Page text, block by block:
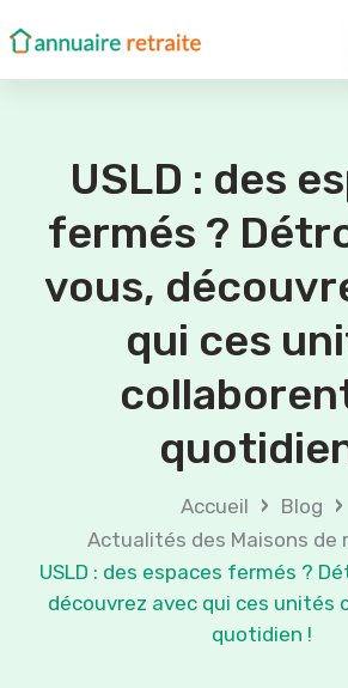
USLD : des
fermés ?
vous,
qui ces
Accueil › Blog ›
Actualités des Maisons de
USLD : des espaces fermés ?
découvrez avec qui ces unités
quotidien !